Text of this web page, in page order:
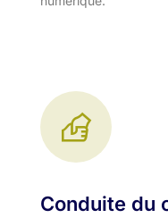
Conduite du